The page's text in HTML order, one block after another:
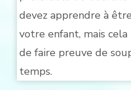
devez apprendre à
votre enfant, mais cela
de faire preuve de
temps.